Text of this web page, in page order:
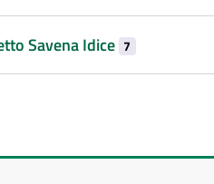
Savena Idice 7